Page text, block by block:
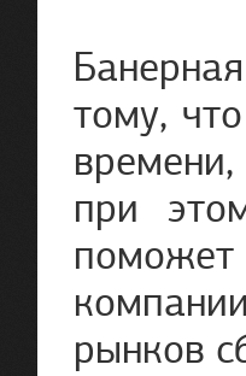
тому,
при
рынков